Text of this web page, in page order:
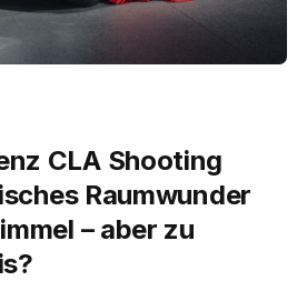
CLA Shooting
Raumwunder
– aber zu